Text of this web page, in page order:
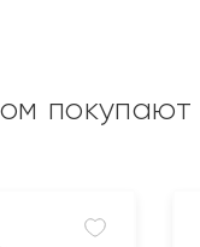
покупают